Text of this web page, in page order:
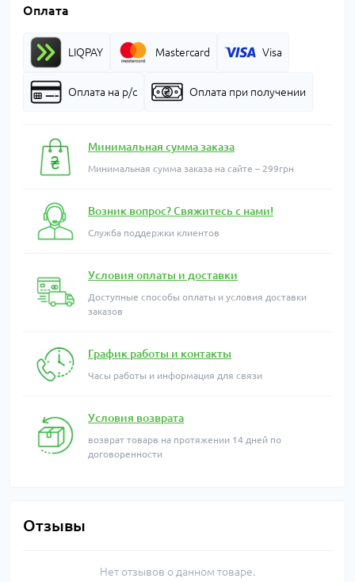
Оплата
LIQPAY Mastercard Visa
Оплата на р/с Оплата при получении
Минимальная сумма заказа
Минимальная сумма заказа на сайте – 299грн
Возник вопрос? Свяжитесь с нами!
Служба поддержки клиентов
Условия оплаты и доставки
Доступные способы оплаты и условия доставки
заказов
График работы и контакты
Часы работы и информация для связи
Условия возврата
возврат товарв на протяжении 14 дней по
договоренности
Отзывы
Нет отзывов о данном товаре.